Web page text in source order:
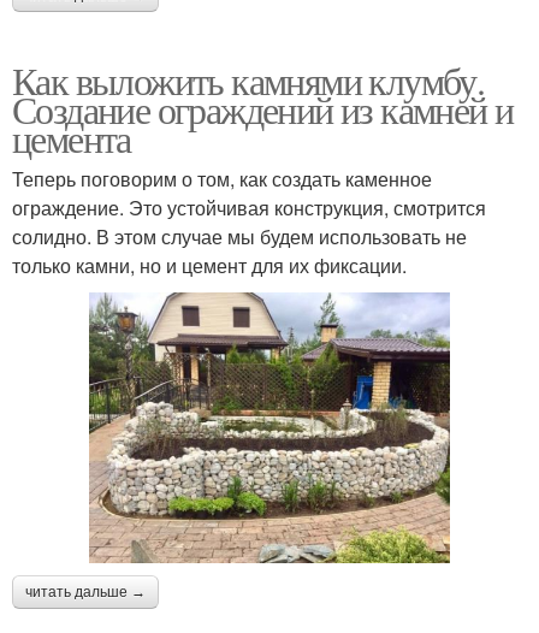
Как выложить камнями клумбу.
Создание ограждений из камней и
цемента
Теперь поговорим о том, как создать каменное
ограждение. Это устойчивая конструкция, смотрится
солидно. В этом случае мы будем использовать не
только камни, но и цемент для их фиксации.
читать дальше →